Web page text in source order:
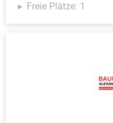
Freie Plätze: 1